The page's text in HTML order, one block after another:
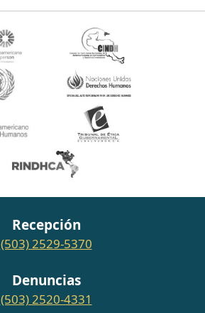
Recepción
(503) 2529-5370
Denuncias
(503) 2520-4331